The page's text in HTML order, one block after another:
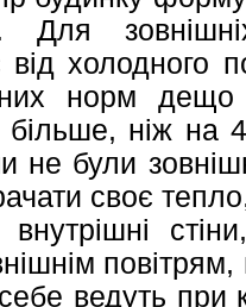
Для
холодного
норм
більше, ніж на
не були
своє
ведуть при